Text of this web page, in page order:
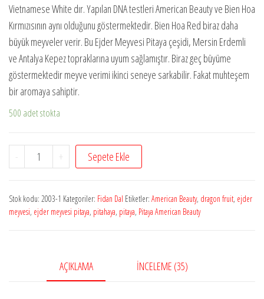
Vietnamese White dır. Yapılan DNA testleri American Beauty ve Bien Hoa
Kırmızısının aynı olduğunu göstermektedir. Bien Hoa Red biraz daha
büyük meyveler verir. Bu Ejder Meyvesi Pitaya çeşidi, Mersin Erdemli
ve Antalya Kepez topraklarına uyum sağlamıştır. Biraz geç büyüme
göstermektedir meyve verimi ikinci seneye sarkabilir. Fakat muhteşem
bir aromaya sahiptir.
500 adet stokta
-
Pitaya
American
5
Adet
+ Sepete Ekle
Stok kodu: 2003-1 Kategoriler: Fidan Dal Etiketler: American Beauty, dragon fruit, ejder
meyvesi, ejder meyvesi pitaya, pitahaya, pitaya, Pitaya American Beauty
AÇIKLAMA İNCELEME (35)